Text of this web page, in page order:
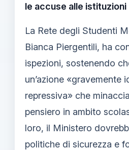
le accuse alle istituzioni
La Rete degli Studenti
Bianca Piergentili, ha
ispezioni, sostenendo
un’azione «gravemente
repressiva» che
pensiero in ambito
loro, il Ministero
politiche di sicurezza e